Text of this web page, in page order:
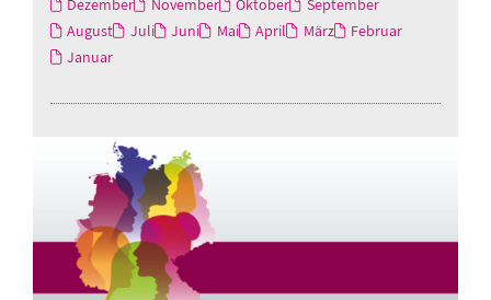
Dezember November Oktober
September
August
Juli Juni Mai April März
Februar
Januar